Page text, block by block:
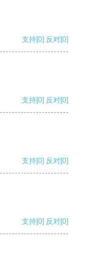
支持[0] 反对[0]
支持[0] 反对[0]
支持[0] 反对[0]
支持[0] 反对[0]